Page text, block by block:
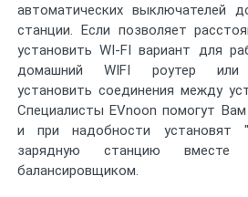
автоматических выключателей
станции. Если позволяет
установить WI-FI вариант для
домашний WIFI роутер или
установить соединения между
Специалисты EVnoon помогут
и при надобности установят
зарядную станцию
балансировщиком.